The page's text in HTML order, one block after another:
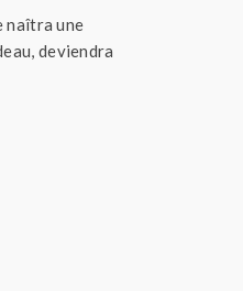
naîtra une
deviendra